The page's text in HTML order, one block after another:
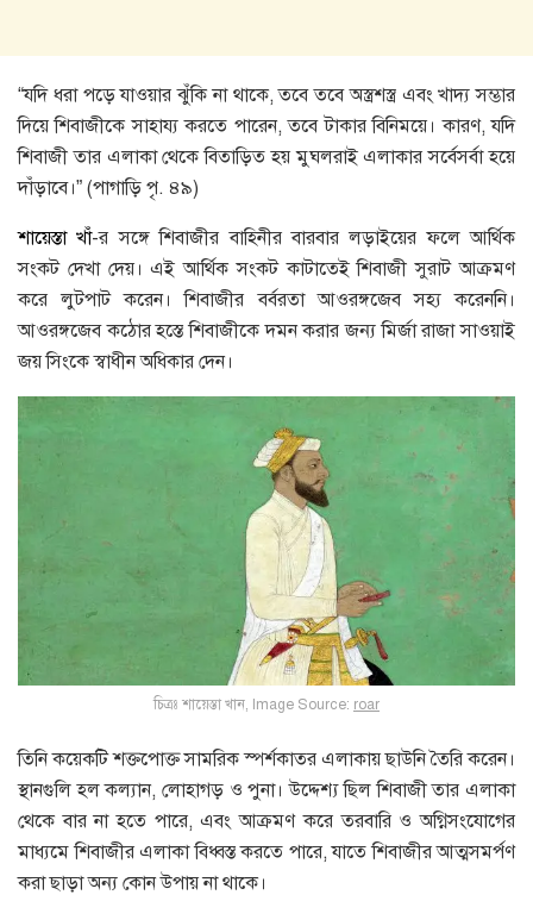
“যদি ধরা পড়ে যাওয়ার ঝুঁকি না থাকে, তবে তবে অস্ত্রশস্ত্র এবং খাদ্য সম্ভার
দিয়ে শিবাজীকে সাহায্য করতে পারেন, তবে টাকার বিনিময়ে। কারণ, যদি
শিবাজী তার এলাকা থেকে বিতাড়িত হয় মুঘলরাই এলাকার সর্বেসর্বা হয়ে
দাঁড়াবে।” (পাগাড়ি পৃ. ৪৯)
শায়েস্তা খাঁ-র সঙ্গে শিবাজীর বাহিনীর বারবার লড়াইয়ের ফলে আর্থিক
সংকট দেখা দেয়। এই আর্থিক সংকট কাটাতেই শিবাজী সুরাট আক্রমণ
করে লুটপাট করেন। শিবাজীর বর্বরতা আওরঙ্গজেব সহ্য করেননি।
আওরঙ্গজেব কঠোর হস্তে শিবাজীকে দমন করার জন্য মির্জা রাজা সাওয়াই
জয় সিংকে স্বাধীন অধিকার দেন।
চিত্রঃ শায়েস্তা খান, Image Source: roar
তিনি কয়েকটি শক্তপোক্ত সামরিক স্পর্শকাতর এলাকায় ছাউনি তৈরি করেন।
স্থানগুলি হল কল্যান, লোহাগড় ও পুনা। উদ্দেশ্য ছিল শিবাজী তার এলাকা
থেকে বার না হতে পারে, এবং আক্রমণ করে তরবারি ও অগ্নিসংযোগের
মাধ্যমে শিবাজীর এলাকা বিধ্বস্ত করতে পারে, যাতে শিবাজীর আত্মসমর্পণ
করা ছাড়া অন্য কোন উপায় না থাকে।